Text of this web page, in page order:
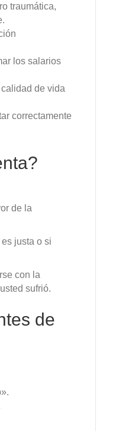
traumática,
los salarios
de vida
correctamente
de la
justa o si
con la
sufrió.
de